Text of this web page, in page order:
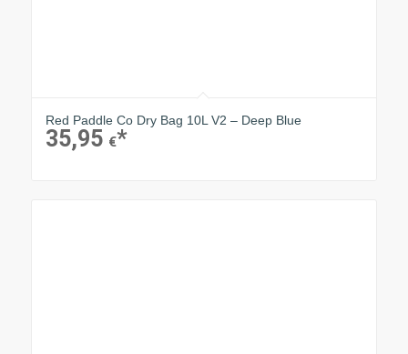
Red Paddle Co Dry Bag 10L V2 – Deep Blue
35,95 €